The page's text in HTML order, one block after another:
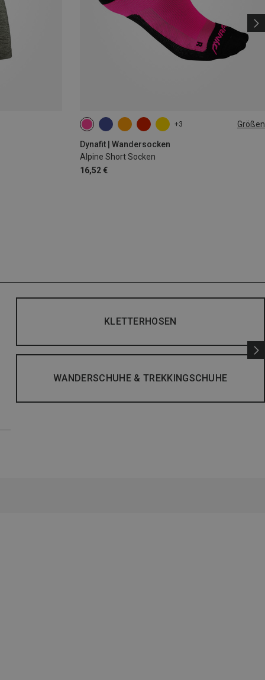
+3 Größen
Dynafit | Wandersocken
Alpine Short Socken
16,52 €
35|36|37|38 39|40|41|42
KLETTERHOSEN
WANDERSCHUHE & TREKKINGSCHUHE